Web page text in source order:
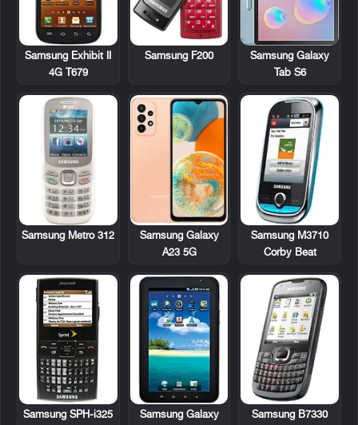
Samsung Galaxy
Tab S6
Samsung F200
Samsung Exhibit II
4G T679
Samsung M3710
Corby Beat
Samsung Galaxy
A23 5G
Samsung Metro 312
Samsung B7330
Samsung Galaxy
Samsung SPH-i325